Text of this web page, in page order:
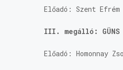
Előadó: Szent
III. megálló: GÜNS
Előadó: Homonnay